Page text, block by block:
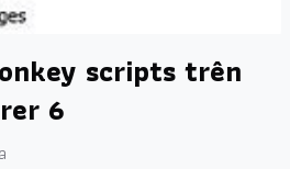
scripts trên
6